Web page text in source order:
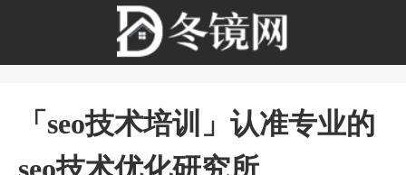
「seo技术培训」认准专业的